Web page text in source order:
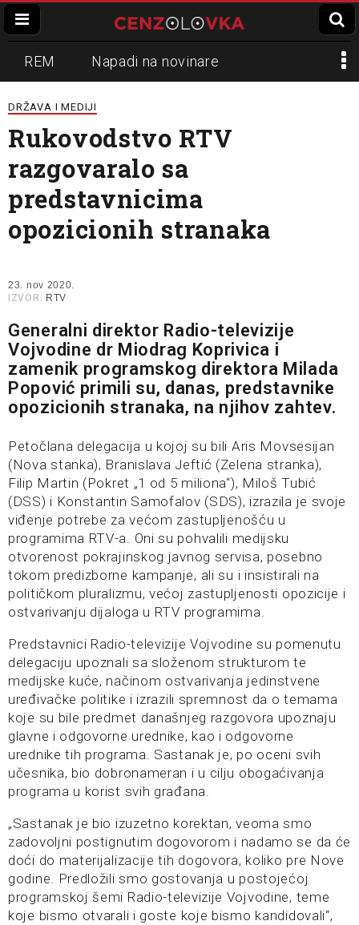
REM Napadi na novinare
Zvučni top
Propaganda Lokalni mediji
Informer Slavko Ćuruvija
DRŽAVA I MEDIJI
Rukovodstvo RTV
razgovaralo sa
predstavnicima
opozicionih stranaka
23. nov 2020.
IZVOR: RTV
Generalni direktor Radio-televizije
Vojvodine dr Miodrag Koprivica i
zamenik programskog direktora Milada
Popović primili su, danas, predstavnike
opozicionih stranaka, na njihov zahtev.
Petočlana delegacija u kojoj su bili Aris Movsesijan
(Nova stanka), Branislava Jeftić (Zelena stranka),
Filip Martin (Pokret „1 od 5 miliona“), Miloš Tubić
(DSS) i Konstantin Samofalov (SDS), izrazila je svoje
viđenje potrebe za većom zastupljenošću u
programima RTV-a. Oni su pohvalili medijsku
otvorenost pokrajinskog javnog servisa, posebno
tokom predizborne kampanje, ali su i insistirali na
političkom pluralizmu, većoj zastupljenosti opozicije i
ostvarivanju dijaloga u RTV programima.
Predstavnici Radio-televizije Vojvodine su pomenutu
delegaciju upoznali sa složenom strukturom te
medijske kuće, načinom ostvarivanja jedinstvene
uređivačke politike i izrazili spremnost da o temama
koje su bile predmet današnjeg razgovora upoznaju
glavne i odgovorne urednike, kao i odgovorne
urednike tih programa. Sastanak je, po oceni svih
učesnika, bio dobronameran i u cilju obogaćivanja
programa u korist svih građana.
„Sastanak je bio izuzetno korektan, veoma smo
zadovoljni postignutim dogovorom i nadamo se da će
doći do materijalizacije tih dogovora, koliko pre Nove
godine. Predložili smo gostovanja u postojećoj
programskoj šemi Radio-televizije Vojvodine, teme
koje bismo otvarali i goste koje bismo kandidovali“,